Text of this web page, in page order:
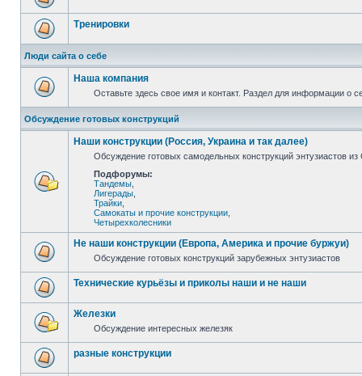
Тренировки
Люди сайта о себе
Наша компания
Оставьте здесь свое имя и контакт. Раздел для информации о
Обсуждение готовых конструкций
Наши конструкции (Россия, Украина и так далее)
Обсуждение готовых самодельных конструкций энтузиастов
Подфорумы:
Тандемы
Лигерады
Трайки
Самокаты и прочие конструкции
Четырехколесники
Не наши конструкции (Европа, Америка и прочие буржуи)
Обсуждение готовых конструкций зарубежных энтузиастов
Технические курьёзы и приколы наши и не наши
Железки
Обсуждение интересных железяк
разные конструкции